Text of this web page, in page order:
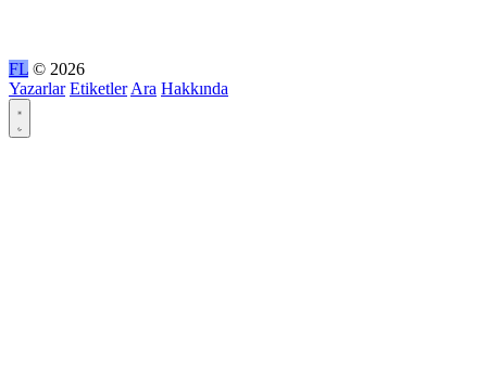
FL © 2026
Yazarlar Etiketler Ara Hakkında